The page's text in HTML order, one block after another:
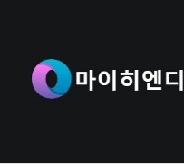
content